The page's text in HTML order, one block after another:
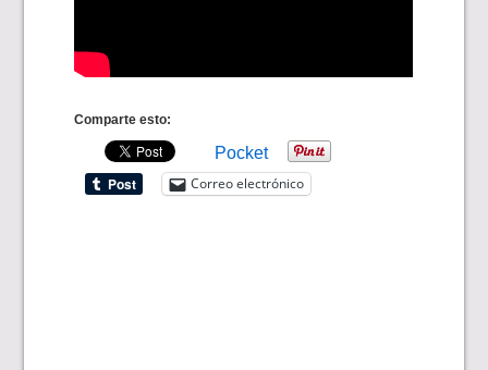
Comparte esto:
Pocket
Correo electrónico